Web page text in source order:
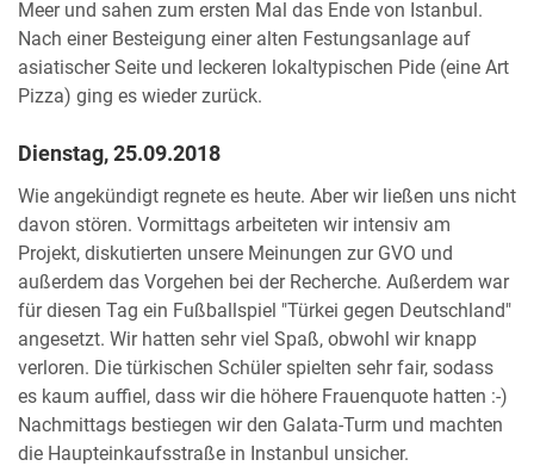
Meer und sahen zum ersten Mal das Ende von Istanbul.
Nach einer Besteigung einer alten Festungsanlage auf
asiatischer Seite und leckeren lokaltypischen Pide (eine Art
Pizza) ging es wieder zurück.
Dienstag, 25.09.2018
Wie angekündigt regnete es heute. Aber wir ließen uns nicht
davon stören. Vormittags arbeiteten wir intensiv am
Projekt, diskutierten unsere Meinungen zur GVO und
außerdem das Vorgehen bei der Recherche. Außerdem war
für diesen Tag ein Fußballspiel "Türkei gegen Deutschland"
angesetzt. Wir hatten sehr viel Spaß, obwohl wir knapp
verloren. Die türkischen Schüler spielten sehr fair, sodass
es kaum auffiel, dass wir die höhere Frauenquote hatten :-)
Nachmittags bestiegen wir den Galata-Turm und machten
die Haupteinkaufsstraße in Instanbul unsicher.